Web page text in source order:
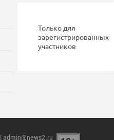
Только для
зарегистрированных
участников
| admin@news2.ru